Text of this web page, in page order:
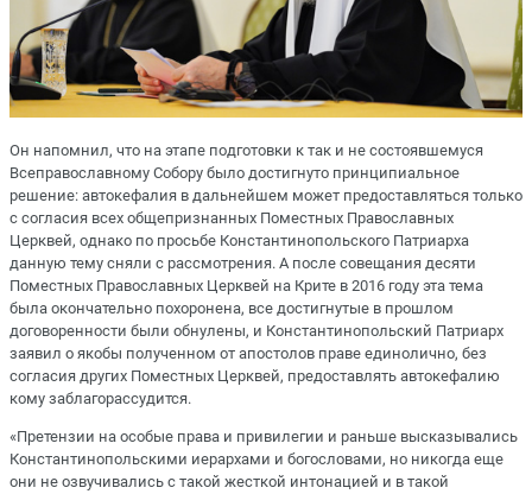
Он напомнил, что на этапе подготовки к так и не состоявшемуся
Всеправославному Собору было достигнуто принципиальное
решение: автокефалия в дальнейшем может предоставляться только
с согласия всех общепризнанных Поместных Православных
Церквей, однако по просьбе Константинопольского Патриарха
данную тему сняли с рассмотрения. А после совещания десяти
Поместных Православных Церквей на Крите в 2016 году эта тема
была окончательно похоронена, все достигнутые в прошлом
договоренности были обнулены, и Константинопольский Патриарх
заявил о якобы полученном от апостолов праве единолично, без
согласия других Поместных Церквей, предоставлять автокефалию
кому заблагорассудится.
«Претензии на особые права и привилегии и раньше высказывались
Константинопольскими иерархами и богословами, но никогда еще
они не озвучивались с такой жесткой интонацией и в такой